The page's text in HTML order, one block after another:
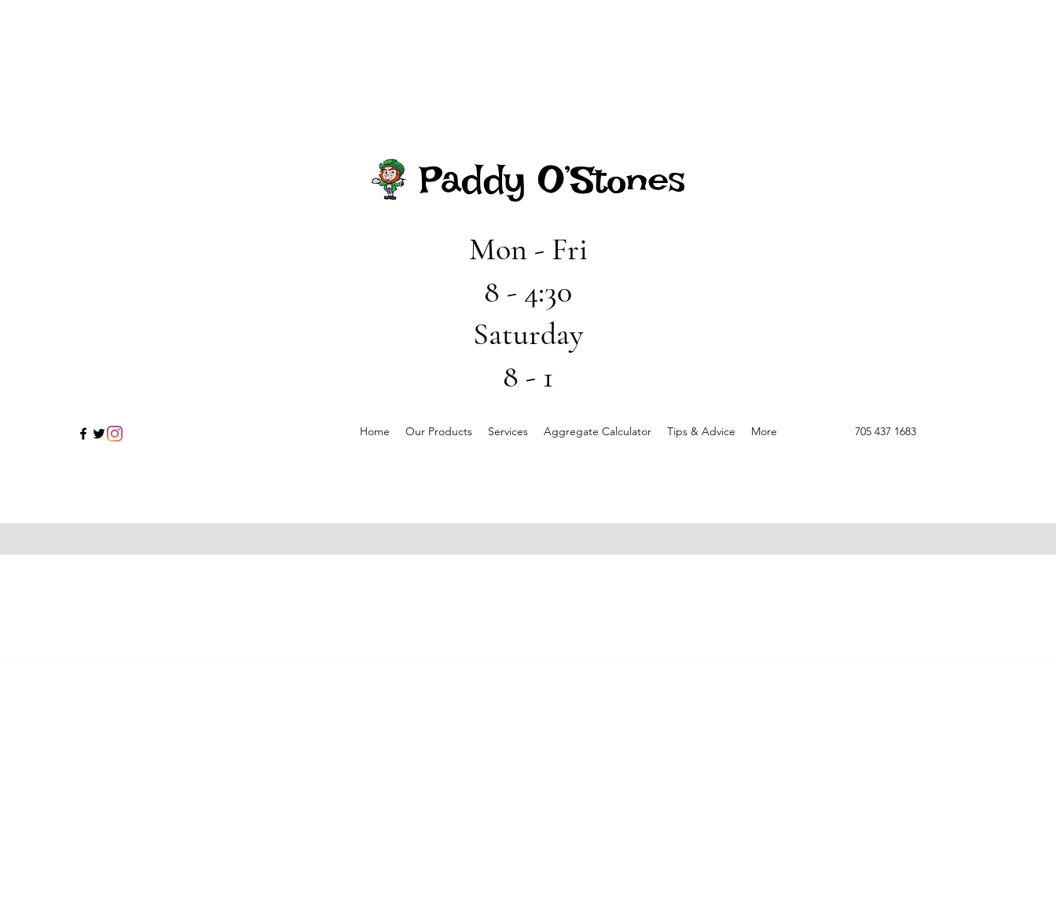
Mon - Fri
8 - 4:30
Saturday
8 - 1
Home Our Products Services Aggregate Calculator Tips & Advice More 705 437 1683